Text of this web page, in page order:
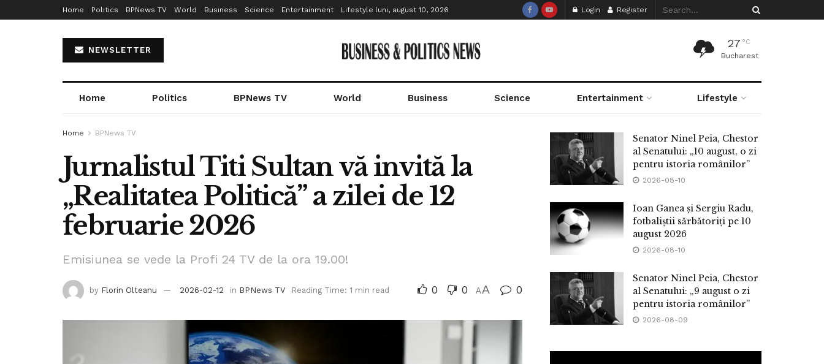
Home Politics BPNews TV World Business Science Entertainment Lifestyle luni, august 10, 2026 Login Register
NEWSLETTER
27 °C
Bucharest
Home Politics BPNews TV World Business Science Entertainment Lifestyle
Home BPNews TV
Jurnalistul Titi Sultan vă invită la
„Realitatea Politică” a zilei de 12
februarie 2026
Emisiunea se vede la Profi 24 TV de la ora 19.00!
by Florin Olteanu 2026-02-12 in BPNews TV Reading Time: 1 min read 0 0 AA 0
Senator Ninel Peia, Chestor
al Senatului: „10 august, o zi
pentru istoria românilor”
2026-08-10
Ioan Ganea și Sergiu Radu,
fotbaliștii sărbătoriți pe 10
august 2026
2026-08-10
Senator Ninel Peia, Chestor
al Senatului: „9 august o zi
pentru istoria românilor”
2026-08-09